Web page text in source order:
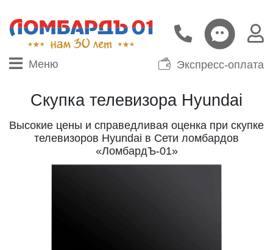
Меню Экспресс-оплата
Скупка телевизора Hyundai
Высокие цены и справедливая оценка при скупке
телевизоров Hyundai в Сети ломбардов
«ЛомбардЪ-01»